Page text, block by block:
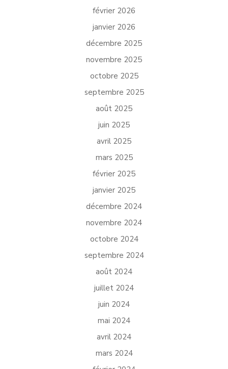
février 2026
janvier 2026
décembre 2025
novembre 2025
octobre 2025
septembre 2025
août 2025
juin 2025
avril 2025
mars 2025
février 2025
janvier 2025
décembre 2024
novembre 2024
octobre 2024
septembre 2024
août 2024
juillet 2024
juin 2024
mai 2024
avril 2024
mars 2024